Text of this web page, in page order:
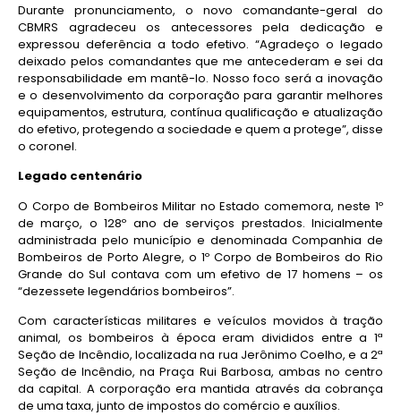
Durante pronunciamento, o novo comandante-geral do
CBMRS agradeceu os antecessores pela dedicação e
expressou deferência a todo efetivo. “Agradeço o legado
deixado pelos comandantes que me antecederam e sei da
responsabilidade em mantê-lo. Nosso foco será a inovação
e o desenvolvimento da corporação para garantir melhores
equipamentos, estrutura, contínua qualificação e atualização
do efetivo, protegendo a sociedade e quem a protege”, disse
o coronel.
Legado centenário
O Corpo de Bombeiros Militar no Estado comemora, neste 1º
de março, o 128º ano de serviços prestados. Inicialmente
administrada pelo município e denominada Companhia de
Bombeiros de Porto Alegre, o 1º Corpo de Bombeiros do Rio
Grande do Sul contava com um efetivo de 17 homens – os
“dezessete legendários bombeiros”.
Com características militares e veículos movidos à tração
animal, os bombeiros à época eram divididos entre a 1ª
Seção de Incêndio, localizada na rua Jerônimo Coelho, e a 2ª
Seção de Incêndio, na Praça Rui Barbosa, ambas no centro
da capital. A corporação era mantida através da cobrança
de uma taxa, junto de impostos do comércio e auxílios.